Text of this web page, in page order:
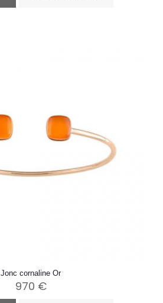
Jonc cornaline Or
970 €